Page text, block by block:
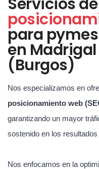
para
en
(Burgos)
Nos especializamos en
posicionamiento web
garantizando un mayor
sostenido en los
Nos enfocamos en la